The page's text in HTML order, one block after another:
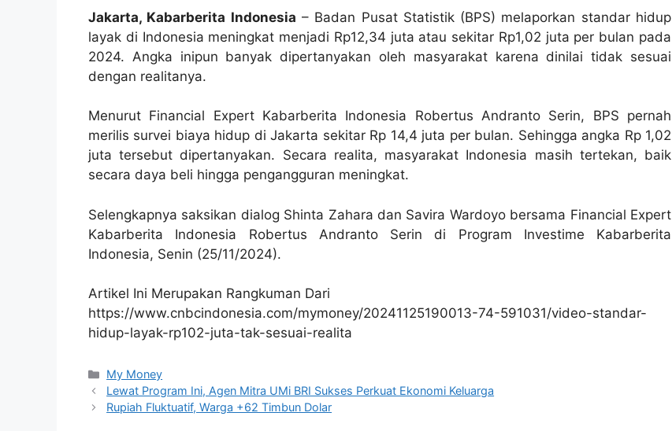
Jakarta, Kabarberita Indonesia – Badan Pusat Statistik (BPS) melaporkan standar hidup
layak di Indonesia meningkat menjadi Rp12,34 juta atau sekitar Rp1,02 juta per bulan pada
2024. Angka inipun banyak dipertanyakan oleh masyarakat karena dinilai tidak sesuai
dengan realitanya.
Menurut Financial Expert Kabarberita Indonesia Robertus Andranto Serin, BPS pernah
merilis survei biaya hidup di Jakarta sekitar Rp 14,4 juta per bulan. Sehingga angka Rp 1,02
juta tersebut dipertanyakan. Secara realita, masyarakat Indonesia masih tertekan, baik
secara daya beli hingga pengangguran meningkat.
Selengkapnya saksikan dialog Shinta Zahara dan Savira Wardoyo bersama Financial Expert
Kabarberita Indonesia Robertus Andranto Serin di Program Investime Kabarberita
Indonesia, Senin (25/11/2024).
Artikel Ini Merupakan Rangkuman Dari
https://www.cnbcindonesia.com/mymoney/20241125190013-74-591031/video-standar-
hidup-layak-rp102-juta-tak-sesuai-realita
Kategori
My Money
Lewat Program Ini, Agen Mitra UMi BRI Sukses Perkuat Ekonomi Keluarga
Rupiah Fluktuatif, Warga +62 Timbun Dolar